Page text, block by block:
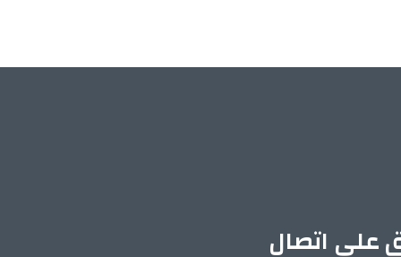
على اتصال